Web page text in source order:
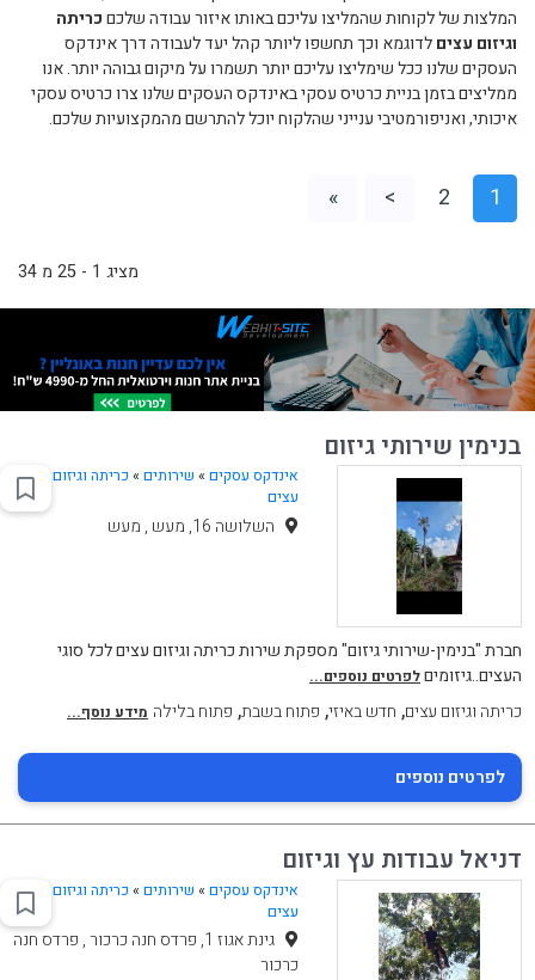
המלצות של לקוחות שהמליצו עליכם באותו איזור עבודה שלכםכריתה
וגיזום עציםלדוגמא וכך תחשפו ליותר קהל יעד לעבודה דרך אינדקס
העסקים שלנו ככל שימליצו עליכם יותר תשמרו על מיקום גבוהה יותר. אנו
ממליצים בזמן בניית כרטיס עסקי באינדקס העסקים שלנו צרו כרטיס עסקי
איכותי, ואניפורמטיבי ענייני שהלקוח יוכל להתרשם מהמקצועיות שלכם.
1
2
>
»
מציג 1 - 25 מ 34
בנימין שירותי גיזום
אינדקס עסקים » שירותים» כריתה וגיזום
עצים
השלושה 16, מעש , מעש
חברת "בנימין-שירותי גיזום" מספקת שירות כריתה וגיזום עצים לכל סוגי
העצים..גיזומיםלפרטים נוספים...
כריתה וגיזום עצים, חדש באיזי, פתוח בשבת, פתוח בלילה מידע נוסף...
לפרטים נוספים
דניאל עבודות עץ וגיזום
אינדקס עסקים » שירותים» כריתה וגיזום
עצים
גינת אגוז 1, פרדס חנה כרכור , פרדס חנה
כרכור